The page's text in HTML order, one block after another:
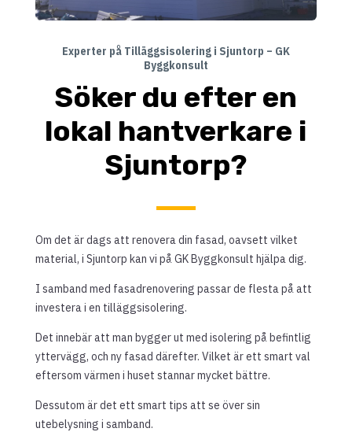
Experter på Tilläggsisolering i Sjuntorp – GK
Byggkonsult
Söker du efter en
lokal hantverkare i
Sjuntorp?
Om det är dags att renovera din fasad, oavsett vilket
material, i Sjuntorp kan vi på GK Byggkonsult hjälpa dig.
I samband med fasadrenovering passar de flesta på att
investera i en tilläggsisolering.
Det innebär att man bygger ut med isolering på befintlig
yttervägg, och ny fasad därefter. Vilket är ett smart val
eftersom värmen i huset stannar mycket bättre.
Dessutom är det ett smart tips att se över sin
utebelysning i samband.